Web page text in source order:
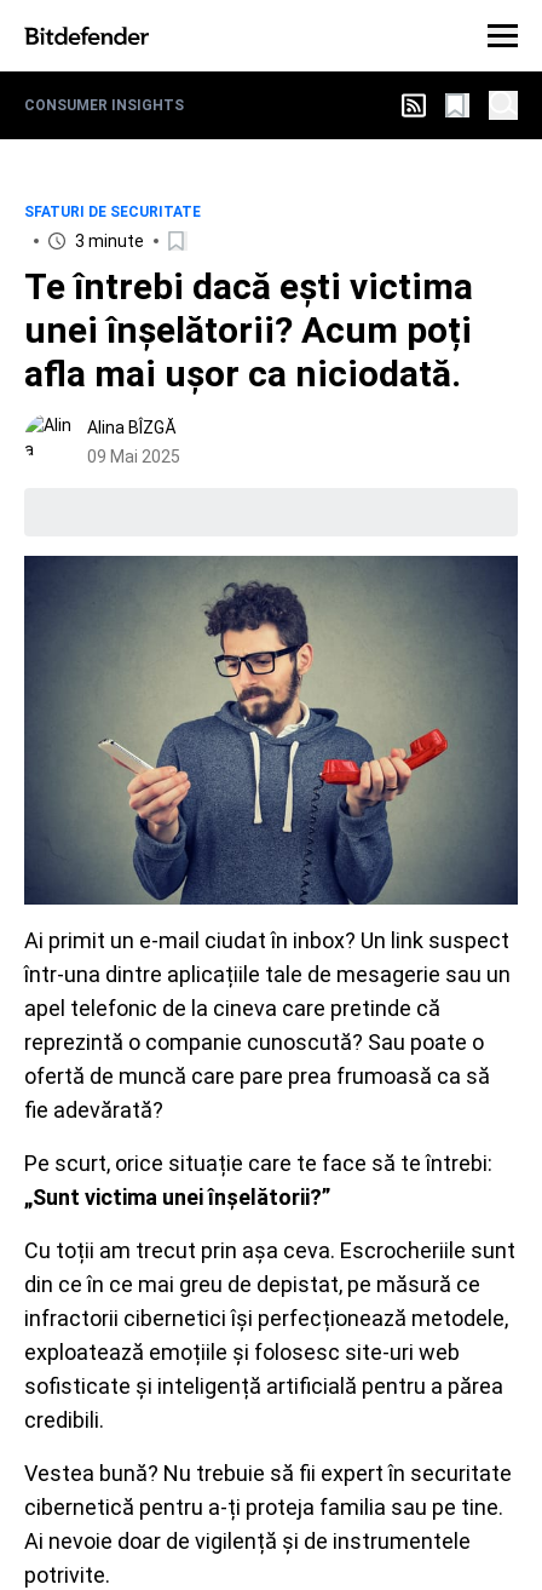
CONSUMER INSIGHTS
SFATURI DE SECURITATE
3 minute
Te întrebi dacă ești victima
unei înșelătorii? Acum poți
afla mai ușor ca niciodată.
Alina BÎZGĂ
09 Mai 2025
Ai primit un e-mail ciudat în inbox? Un link suspect
într-una dintre aplicațiile tale de mesagerie sau un
apel telefonic de la cineva care pretinde că
reprezintă o companie cunoscută? Sau poate o
ofertă de muncă care pare prea frumoasă ca să
fie adevărată?
Pe scurt, orice situație care te face să te întrebi:
„Sunt victima unei înșelătorii?”
Cu toții am trecut prin așa ceva. Escrocheriile sunt
din ce în ce mai greu de depistat, pe măsură ce
infractorii cibernetici își perfecționează metodele,
exploatează emoțiile și folosesc site-uri web
sofisticate și inteligență artificială pentru a părea
credibili.
Vestea bună? Nu trebuie să fii expert în securitate
cibernetică pentru a-ți proteja familia sau pe tine.
Ai nevoie doar de vigilență și de instrumentele
potrivite.